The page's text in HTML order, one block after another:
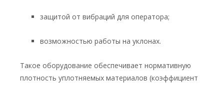
защитой от вибраций для оператора;
возможностью работы на уклонах.
Такое оборудование обеспечивает нормативную
плотность уплотняемых материалов (коэффициент